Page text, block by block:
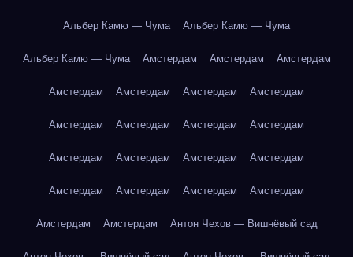
Альбер Камю — Чума Альбер Камю — Чума
Альбер Камю — Чума Амстердам Амстердам Амстердам
Амстердам Амстердам Амстердам Амстердам
Амстердам Амстердам Амстердам Амстердам
Амстердам Амстердам Амстердам Амстердам
Амстердам Амстердам Амстердам Амстердам
Амстердам Амстердам Антон Чехов — Вишнёвый сад